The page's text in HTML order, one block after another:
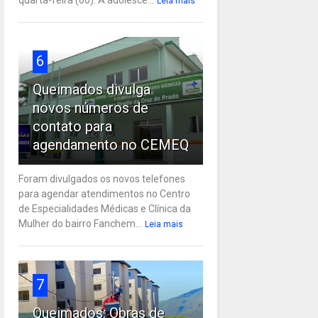
6
Queimados divulga
novos números de
contato para
agendamento no CEMEQ
Foram divulgados os novos telefones
para agendar atendimentos no Centro
de Especialidades Médicas e Clínica da
Mulher do bairro Fanchem...
Leia mais
7
Queimados: Obras de